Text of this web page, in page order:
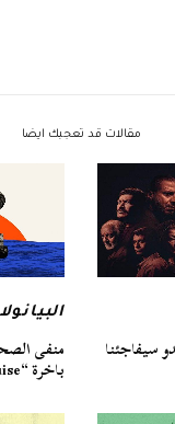
مقالات قد تعجبك ايضا
سيفاجئنا
البيانولا
منفى
باخرة “Nile Cruise”… كلاكيت 2‬